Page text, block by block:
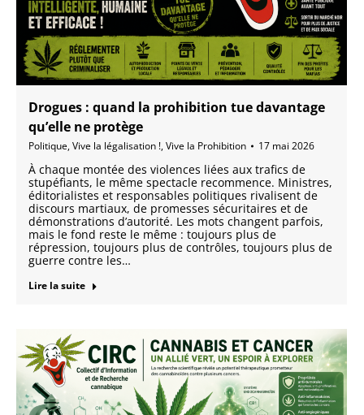
Drogues : quand la prohibition tue davantage
qu’elle ne protège
Politique,Vive la légalisation !,Vive la Prohibition 17 mai 2026
À chaque montée des violences liées aux trafics de
stupéfiants, le même spectacle recommence. Ministres,
éditorialistes et responsables politiques rivalisent de
discours martiaux, de promesses sécuritaires et de
démonstrations d’autorité. Les mots changent parfois,
mais le fond reste le même : toujours plus de
répression, toujours plus de contrôles, toujours plus de
guerre contre les…
Lire la suite